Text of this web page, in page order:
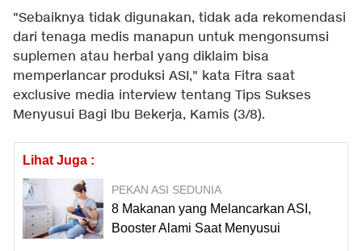
"Sebaiknya tidak digunakan, tidak ada rekomendasi
dari tenaga medis manapun untuk mengonsumsi
suplemen atau herbal yang diklaim bisa
memperlancar produksi ASI," kata Fitra saat
exclusive media interview tentang Tips Sukses
Menyusui Bagi Ibu Bekerja, Kamis (3/8).
Lihat Juga :
PEKAN ASI SEDUNIA
8 Makanan yang Melancarkan ASI,
Booster Alami Saat Menyusui